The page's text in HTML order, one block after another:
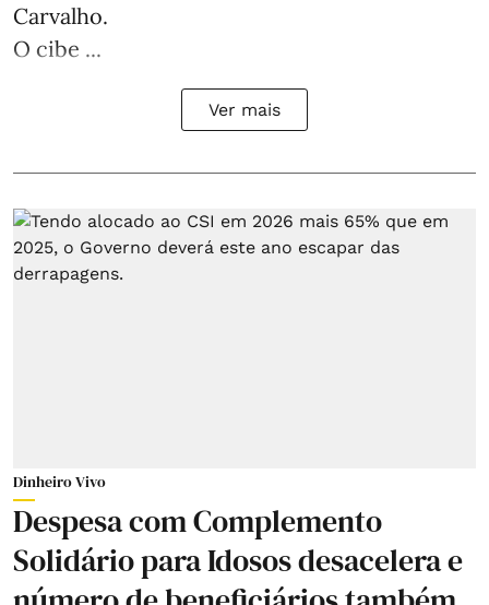
Carvalho.
O cibe ...
Ver mais
Dinheiro Vivo
Despesa com Complemento
Solidário para Idosos desacelera e